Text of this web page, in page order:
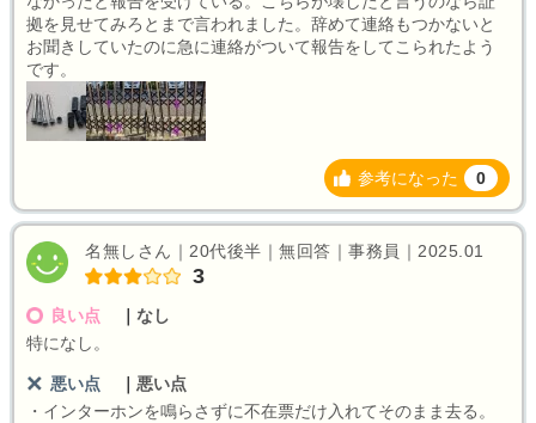
拠を見せてみろとまで言われました。辞めて連絡もつかないと
お聞きしていたのに急に連絡がついて報告をしてこられたよう
です。
参考になった 0
名無しさん｜20代後半｜無回答｜事務員｜2025.01
3
良い点
なし
特になし。
悪い点
悪い点
・インターホンを鳴らさずに不在票だけ入れてそのまま去る。